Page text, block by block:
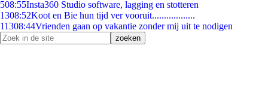
508:55Insta360 Studio software, lagging en stotteren
1308:52Koot en Bie hun tijd ver vooruit..................
11308:44Vrienden gaan op vakantie zonder mij uit te nodigen